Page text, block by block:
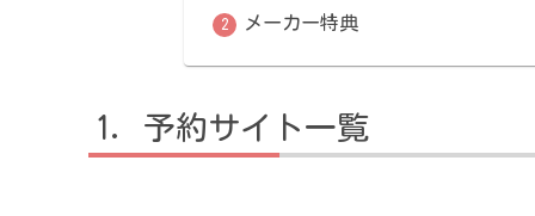
メーカー特典
予約サイト一覧